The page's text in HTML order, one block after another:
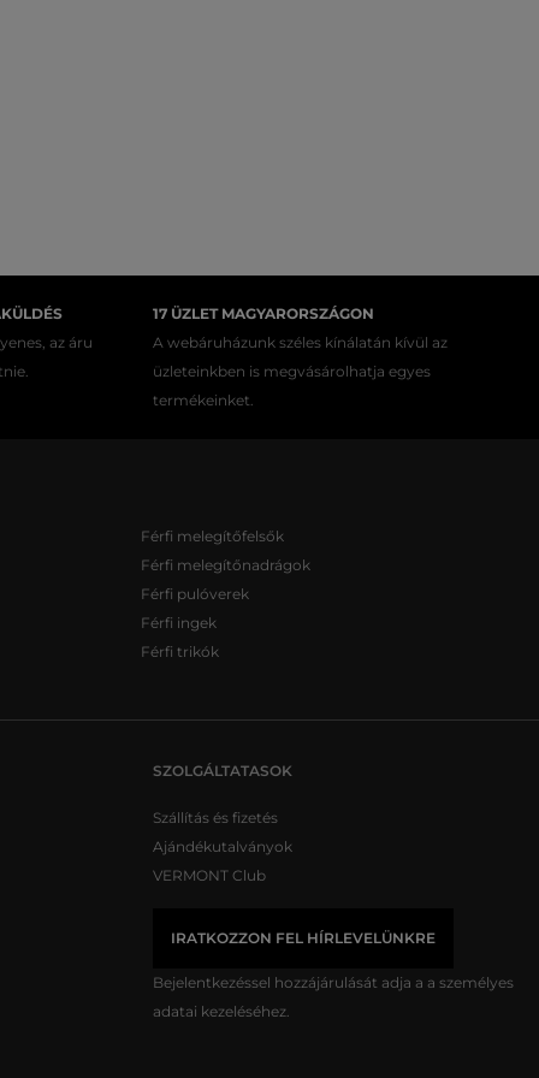
az áru
17 ÜZLET MAGYARORSZÁGON
A webáruházunk széles kínálatán kívül az
üzleteinkben is megvásárolhatja egyes
termékeinket.
Férfi melegítőfelsők
Férfi melegítőnadrágok
Férfi pulóverek
Férfi ingek
Férfi trikók
SZOLGÁLTATASOK
Szállítás és fizetés
Ajándékutalványok
VERMONT Club
IRATKOZZON FEL HÍRLEVELÜNKRE
Bejelentkezéssel hozzájárulását adja a a személyes
adatai kezeléséhez.